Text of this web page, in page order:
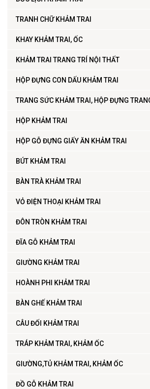
TRANH CHỮ KHẢM TRAI
KHAY KHẢM TRAI, ỐC
KHẢM TRAI TRANG TRÍ NỘI THẤT
HỘP ĐỰNG CON DẤU KHẢM TRAI
TRANG SỨC KHẢM TRAI, HỘP ĐỰNG
HỘP KHẢM TRAI
HỘP GỖ ĐỰNG GIẤY ĂN KHẢM TRAI
BÚT KHẢM TRAI
BÀN TRÀ KHẢM TRAI
VỎ ĐIỆN THOẠI KHẢM TRAI
ĐÔN TRÒN KHẢM TRAI
ĐĨA GỖ KHẢM TRAI
GIƯỜNG KHẢM TRAI
HOÀNH PHI KHẢM TRAI
BÀN GHẾ KHẢM TRAI
CÂU ĐỐI KHẢM TRAI
TRÁP KHẢM TRAI, KHẢM ỐC
GIƯỜNG,TỦ KHẢM TRAI, KHẢM ỐC
ĐỒ GỖ KHẢM TRAI